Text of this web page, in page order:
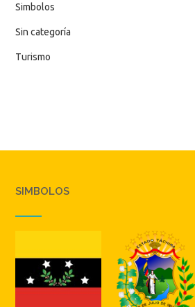
Simbolos
Sin categoría
Turismo
SIMBOLOS